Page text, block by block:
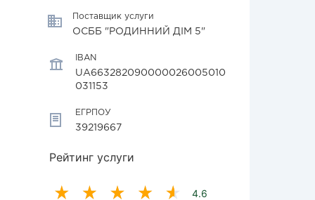
Поставщик услуги
ОСББ "РОДИННИЙ ДІМ 5"
IBAN
UA663282090000026005010
031153
ЕГРПОУ
39219667
Рейтинг услуги
4.6